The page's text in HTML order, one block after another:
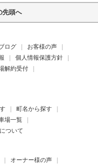
先頭へ
ログ
お客様の声
個人情報保護方針
解約受付
町名から探す
場一覧
ついて
オーナー様の声